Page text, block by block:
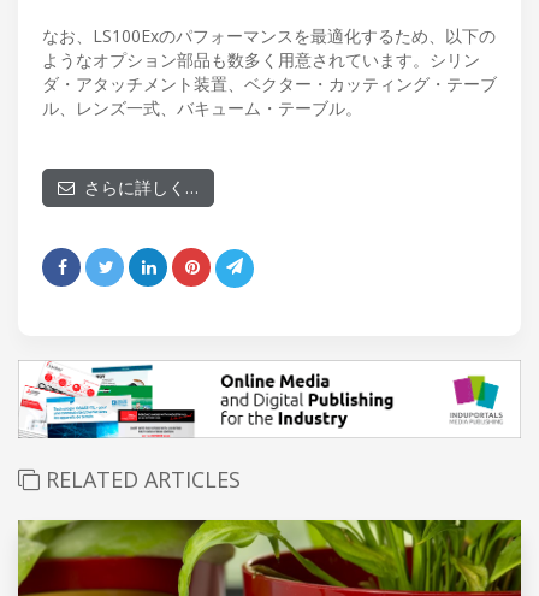
なお、LS100Exのパフォーマンスを最適化するため、以下の
ようなオプション部品も数多く用意されています。シリン
ダ・アタッチメント装置、ベクター・カッティング・テーブ
ル、レンズ一式、バキューム・テーブル。
さらに詳しく…
RELATED ARTICLES